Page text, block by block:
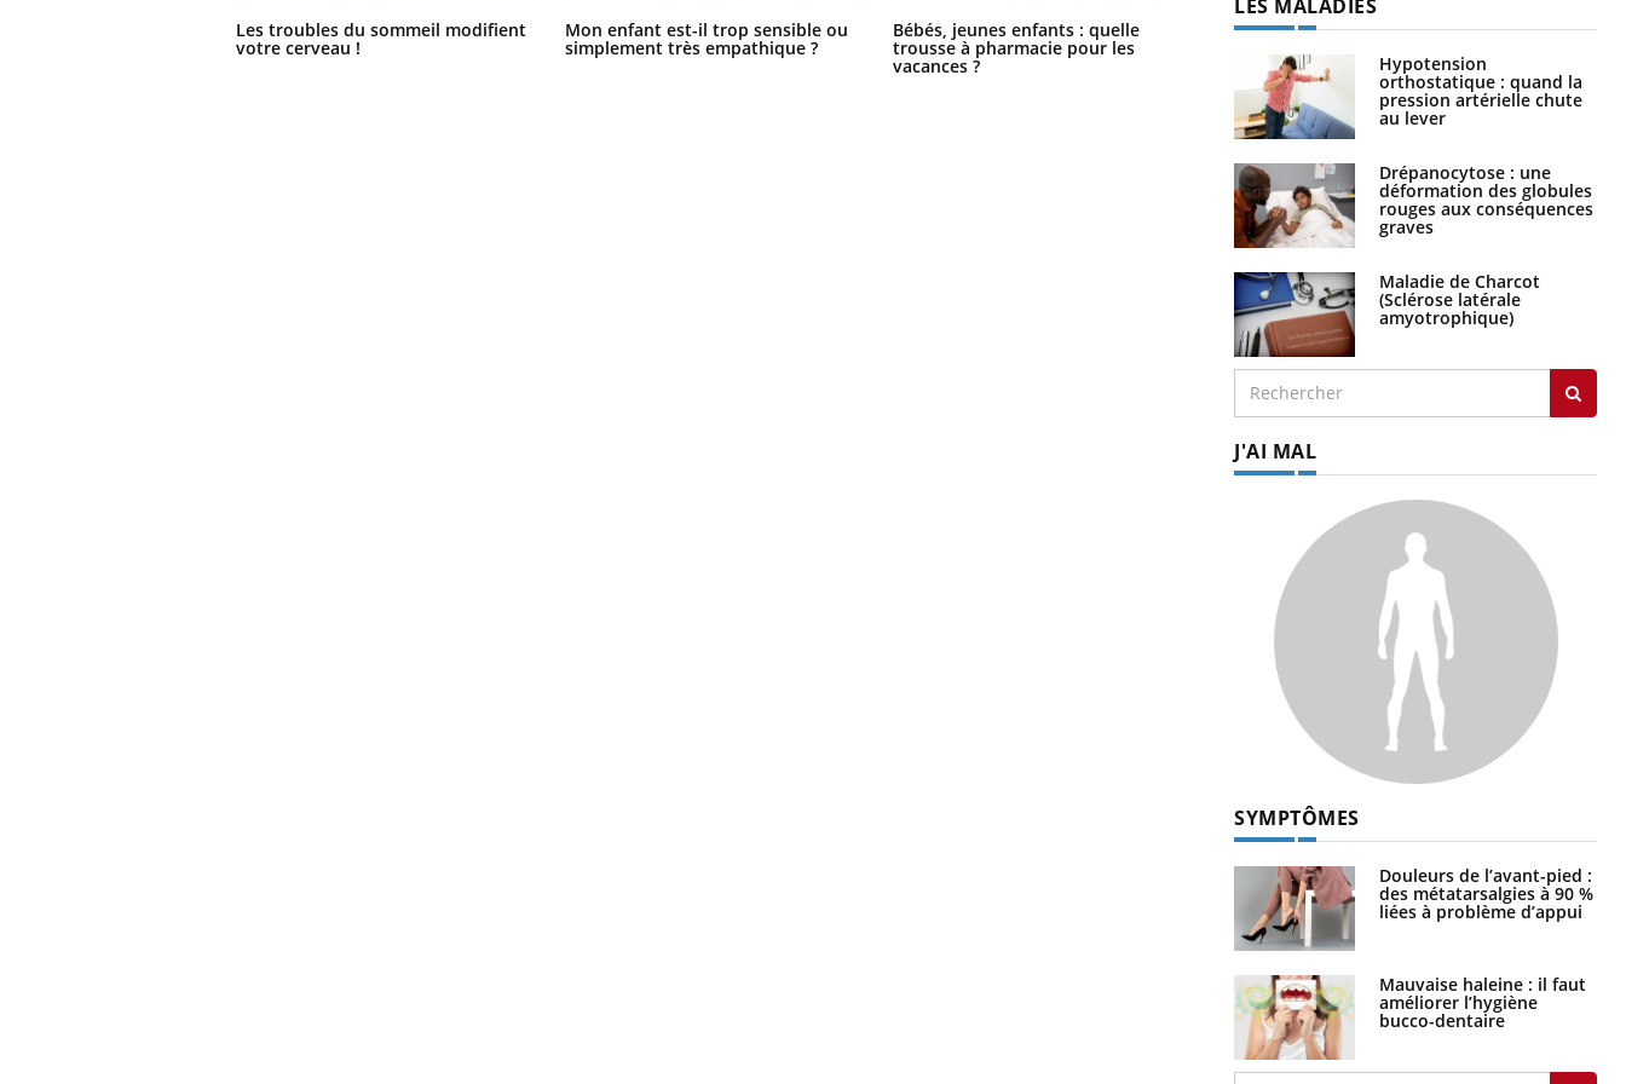
Les troubles du sommeil modifient
votre cerveau !
Mon enfant est-il trop sensible ou
simplement très empathique ?
Bébés, jeunes enfants : quelle
trousse à pharmacie pour les
vacances ?
Syndrome métabolique : quels sont
LES MALADIES
Hypotension
orthostatique : quand la
pression artérielle chute
au lever
Drépanocytose : une
déformation des globules
rouges aux conséquences
graves
Maladie de Charcot
(Sclérose latérale
amyotrophique)
J'AI MAL
SYMPTÔMES
Douleurs de l’avant-pied :
des métatarsalgies à 90 %
liées à problème d’appui
Mauvaise haleine : il faut
améliorer l’hygiène
bucco-dentaire